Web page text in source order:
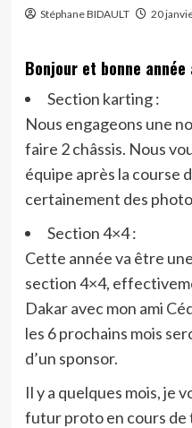
Stéphane BIDAULT 20
Bonjour et bonne
Section karting :
Nous engageons une
faire 2 châssis. Nous
équipe après la course
certainement des
Section 4×4 :
Cette année va être
section 4×4,
Dakar avec mon ami
les 6 prochains mois
d’un sponsor.
Il y a quelques mois, je
futur proto en cours de